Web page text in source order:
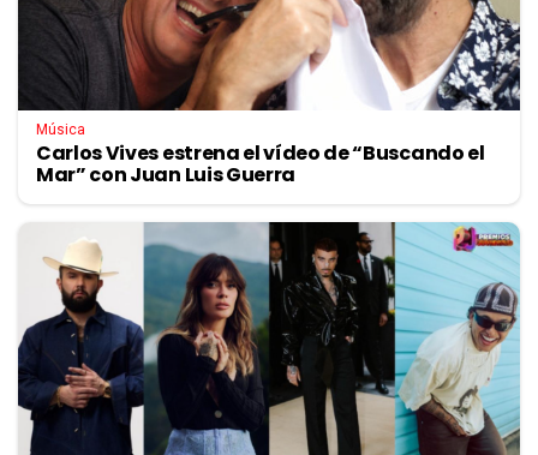
Música
Carlos Vives estrena el vídeo de “Buscando el
Mar” con Juan Luis Guerra